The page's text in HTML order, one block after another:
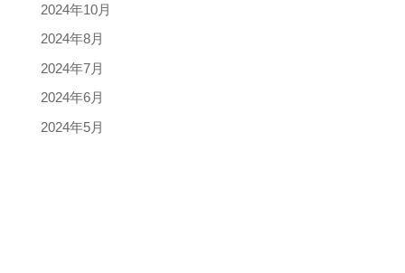
2024年10月
2024年8月
2024年7月
2024年6月
2024年5月